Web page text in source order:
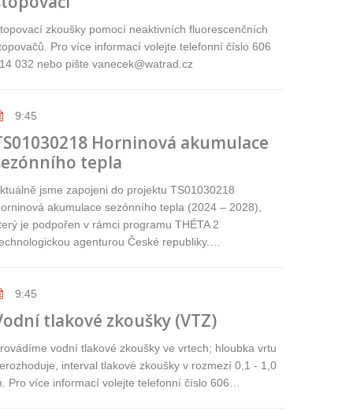
zkoušky pomocí neaktivních fluorescenčních
Pro více informací volejte telefonní číslo 606
032 nebo pište vanecek@watrad.cz
9:45
Horninová akumulace
tepla
jsme zapojeni do projektu TS01030218
akumulace sezónního tepla (2024 – 2028),
je podpořen v rámci programu THÉTA 2
agenturou České republiky.…
9:45
tlakové zkoušky (VTZ)
vodní tlakové zkoušky ve vrtech; hloubka vrtu
interval tlakové zkoušky v rozmezí 0,1 - 1,0
Pro více informací volejte telefonní číslo 606…